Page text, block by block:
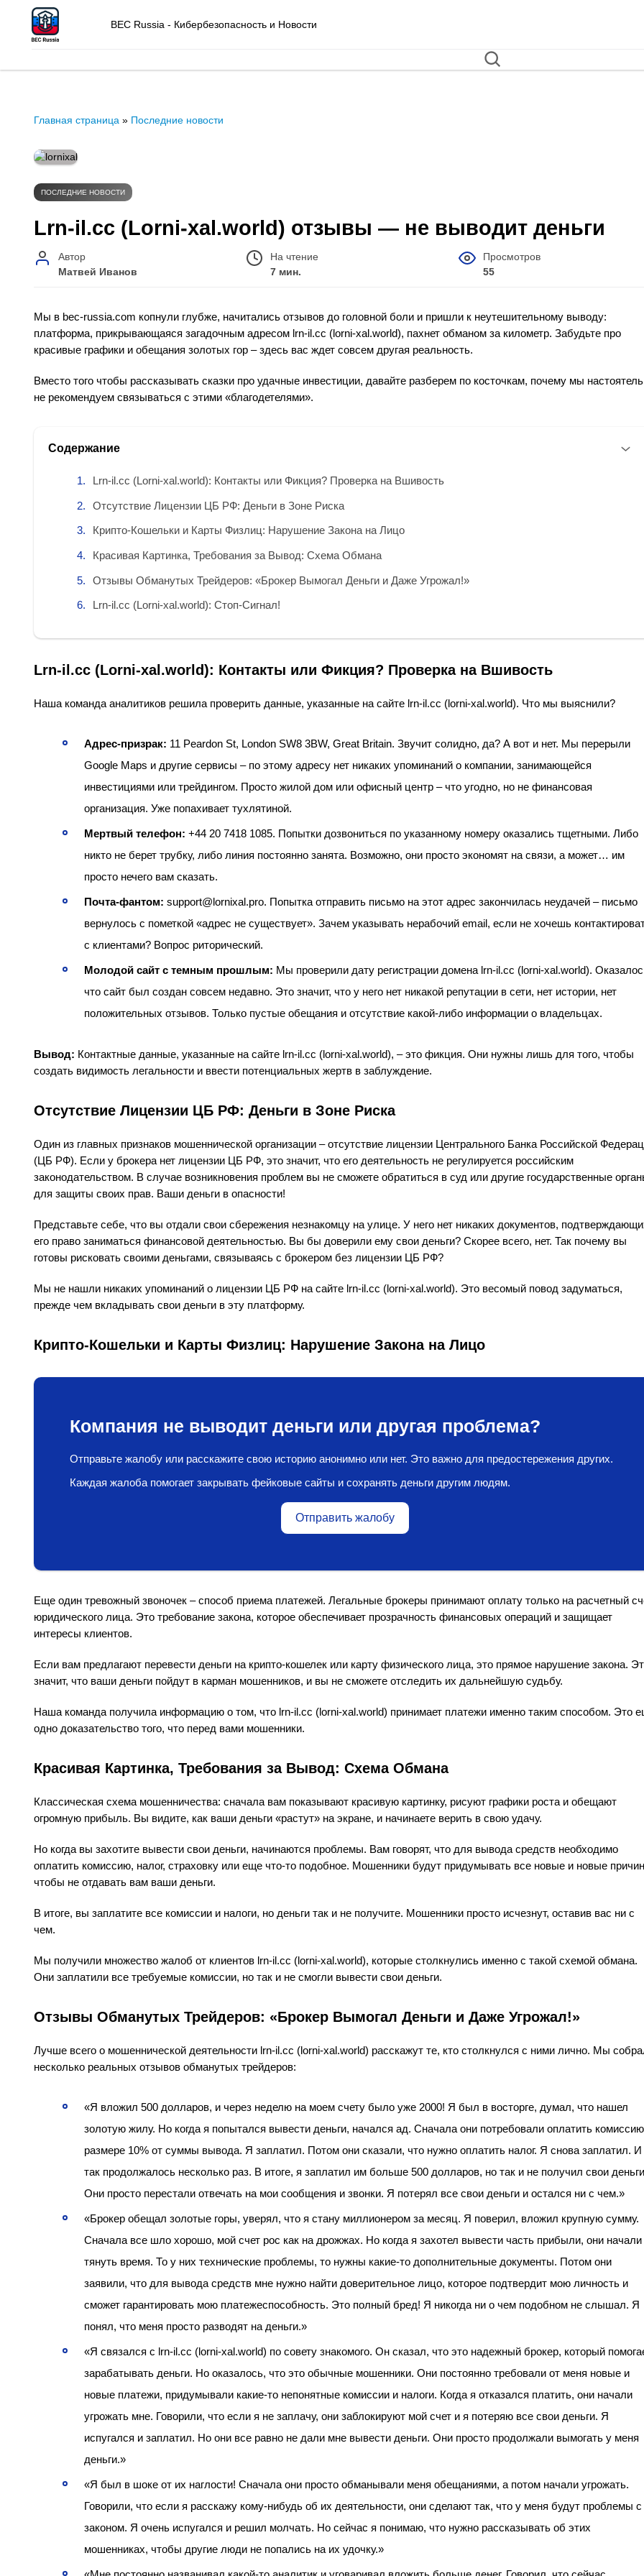
BEC Russia - Кибербезопасность и Новости
Главная страница » Последние новости
ПОСЛЕДНИЕ НОВОСТИ
Lrn-il.cc (Lorni-xal.world) отзывы — не выводит деньги
Автор
Матвей Иванов
На чтение
7 мин.
Просмотров
55
Мы в bec-russia.com копнули глубже, начитались отзывов до головной боли и пришли к неутешительному выводу:
платформа, прикрывающаяся загадочным адресом lrn-il.cc (lorni-xal.world), пахнет обманом за километр. Забудьте про
красивые графики и обещания золотых гор – здесь вас ждет совсем другая реальность.
Вместо того чтобы рассказывать сказки про удачные инвестиции, давайте разберем по косточкам, почему мы
не рекомендуем связываться с этими «благодетелями».
Содержание
Lrn-il.cc (Lorni-xal.world): Контакты или Фикция? Проверка на Вшивость
Отсутствие Лицензии ЦБ РФ: Деньги в Зоне Риска
Крипто-Кошельки и Карты Физлиц: Нарушение Закона на Лицо
Красивая Картинка, Требования за Вывод: Схема Обмана
Отзывы Обманутых Трейдеров: «Брокер Вымогал Деньги и Даже Угрожал!»
Lrn-il.cc (Lorni-xal.world): Стоп-Сигнал!
Lrn-il.cc (Lorni-xal.world): Контакты или Фикция? Проверка на Вшивость
Наша команда аналитиков решила проверить данные, указанные на сайте lrn-il.cc (lorni-xal.world). Что мы выяснили?
Адрес-призрак: 11 Peardon St, London SW8 3BW, Great Britain. Звучит солидно, да? А вот и нет. Мы перерыли
Google Maps и другие сервисы – по этому адресу нет никаких упоминаний о компании, занимающейся
инвестициями или трейдингом. Просто жилой дом или офисный центр – что угодно, но не финансовая
организация. Уже попахивает тухлятиной.
Мертвый телефон: +44 20 7418 1085. Попытки дозвониться по указанному номеру оказались тщетными. Либо
никто не берет трубку, либо линия постоянно занята. Возможно, они просто экономят на связи, а может… им
просто нечего вам сказать.
Почта-фантом: support@lornixal.pro. Попытка отправить письмо на этот адрес закончилась неудачей – письмо
вернулось с пометкой «адрес не существует». Зачем указывать нерабочий email, если не хочешь
с клиентами? Вопрос риторический.
Молодой сайт с темным прошлым: Мы проверили дату регистрации домена lrn-il.cc (lorni-xal.world).
что сайт был создан совсем недавно. Это значит, что у него нет никакой репутации в сети, нет истории, нет
положительных отзывов. Только пустые обещания и отсутствие какой-либо информации о владельцах.
Вывод: Контактные данные, указанные на сайте lrn-il.cc (lorni-xal.world), – это фикция. Они нужны лишь для того, чтобы
создать видимость легальности и ввести потенциальных жертв в заблуждение.
Отсутствие Лицензии ЦБ РФ: Деньги в Зоне Риска
Один из главных признаков мошеннической организации – отсутствие лицензии Центрального Банка Российской
(ЦБ РФ). Если у брокера нет лицензии ЦБ РФ, это значит, что его деятельность не регулируется российским
законодательством. В случае возникновения проблем вы не сможете обратиться в суд или другие государственные
для защиты своих прав. Ваши деньги в опасности!
Представьте себе, что вы отдали свои сбережения незнакомцу на улице. У него нет никаких документов,
его право заниматься финансовой деятельностью. Вы бы доверили ему свои деньги? Скорее всего, нет. Так почему вы
готовы рисковать своими деньгами, связываясь с брокером без лицензии ЦБ РФ?
Мы не нашли никаких упоминаний о лицензии ЦБ РФ на сайте lrn-il.cc (lorni-xal.world). Это весомый повод задуматься,
прежде чем вкладывать свои деньги в эту платформу.
Крипто-Кошельки и Карты Физлиц: Нарушение Закона на Лицо
Компания не выводит деньги или другая проблема?
Отправьте жалобу или расскажите свою историю анонимно или нет. Это важно для предостережения других.
Каждая жалоба помогает закрывать фейковые сайты и сохранять деньги другим людям.
Отправить жалобу
Еще один тревожный звоночек – способ приема платежей. Легальные брокеры принимают оплату только на расчетный
юридического лица. Это требование закона, которое обеспечивает прозрачность финансовых операций и защищает
интересы клиентов.
Если вам предлагают перевести деньги на крипто-кошелек или карту физического лица, это прямое нарушение закона.
значит, что ваши деньги пойдут в карман мошенников, и вы не сможете отследить их дальнейшую судьбу.
Наша команда получила информацию о том, что lrn-il.cc (lorni-xal.world) принимает платежи именно таким способом. Это
одно доказательство того, что перед вами мошенники.
Красивая Картинка, Требования за Вывод: Схема Обмана
Классическая схема мошенничества: сначала вам показывают красивую картинку, рисуют графики роста и обещают
огромную прибыль. Вы видите, как ваши деньги «растут» на экране, и начинаете верить в свою удачу.
Но когда вы захотите вывести свои деньги, начинаются проблемы. Вам говорят, что для вывода средств необходимо
оплатить комиссию, налог, страховку или еще что-то подобное. Мошенники будут придумывать все новые и новые
чтобы не отдавать вам ваши деньги.
В итоге, вы заплатите все комиссии и налоги, но деньги так и не получите. Мошенники просто исчезнут, оставив вас ни с
чем.
Мы получили множество жалоб от клиентов lrn-il.cc (lorni-xal.world), которые столкнулись именно с такой схемой обмана.
Они заплатили все требуемые комиссии, но так и не смогли вывести свои деньги.
Отзывы Обманутых Трейдеров: «Брокер Вымогал Деньги и Даже Угрожал!»
Лучше всего о мошеннической деятельности lrn-il.cc (lorni-xal.world) расскажут те, кто столкнулся с ними лично. Мы
несколько реальных отзывов обманутых трейдеров:
«Я вложил 500 долларов, и через неделю на моем счету было уже 2000! Я был в восторге, думал, что нашел
золотую жилу. Но когда я попытался вывести деньги, начался ад. Сначала они потребовали оплатить
размере 10% от суммы вывода. Я заплатил. Потом они сказали, что нужно оплатить налог. Я снова заплатил. И
так продолжалось несколько раз. В итоге, я заплатил им больше 500 долларов, но так и не получил свои
Они просто перестали отвечать на мои сообщения и звонки. Я потерял все свои деньги и остался ни с чем.»
«Брокер обещал золотые горы, уверял, что я стану миллионером за месяц. Я поверил, вложил крупную сумму.
Сначала все шло хорошо, мой счет рос как на дрожжах. Но когда я захотел вывести часть прибыли, они начали
тянуть время. То у них технические проблемы, то нужны какие-то дополнительные документы. Потом они
заявили, что для вывода средств мне нужно найти доверительное лицо, которое подтвердит мою личность и
сможет гарантировать мою платежеспособность. Это полный бред! Я никогда ни о чем подобном не слышал. Я
понял, что меня просто разводят на деньги.»
«Я связался с lrn-il.cc (lorni-xal.world) по совету знакомого. Он сказал, что это надежный брокер, который
зарабатывать деньги. Но оказалось, что это обычные мошенники. Они постоянно требовали от меня новые и
новые платежи, придумывали какие-то непонятные комиссии и налоги. Когда я отказался платить, они начали
угрожать мне. Говорили, что если я не заплачу, они заблокируют мой счет и я потеряю все свои деньги. Я
испугался и заплатил. Но они все равно не дали мне вывести деньги. Они просто продолжали вымогать у меня
деньги.»
«Я был в шоке от их наглости! Сначала они просто обманывали меня обещаниями, а потом начали угрожать.
Говорили, что если я расскажу кому-нибудь об их деятельности, они сделают так, что у меня будут проблемы с
законом. Я очень испугался и решил молчать. Но сейчас я понимаю, что нужно рассказывать об этих
мошенниках, чтобы другие люди не попались на их удочку.»